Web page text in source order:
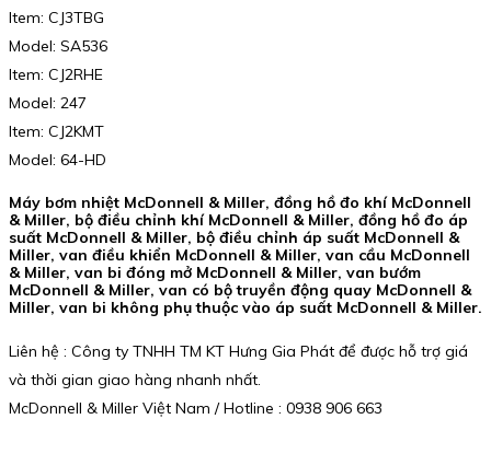
Item: CJ3TBG
Model: SA536
Item: CJ2RHE
Model: 247
Item: CJ2KMT
Model: 64-HD
Máy bơm nhiệt McDonnell & Miller, đồng hồ đo khí McDonnell
& Miller, bộ điều chỉnh khí McDonnell & Miller, đồng hồ đo áp
suất McDonnell & Miller, bộ điều chỉnh áp suất McDonnell &
Miller, van điều khiển McDonnell & Miller, van cầu McDonnell
& Miller, van bi đóng mở McDonnell & Miller, van bướm
McDonnell & Miller, van có bộ truyền động quay McDonnell &
Miller, van bi không phụ thuộc vào áp suất McDonnell & Miller.
Liên hệ : Công ty TNHH TM KT Hưng Gia Phát để được hỗ trợ giá
và thời gian giao hàng nhanh nhất.
McDonnell & Miller Việt Nam / Hotline : 0938 906 663